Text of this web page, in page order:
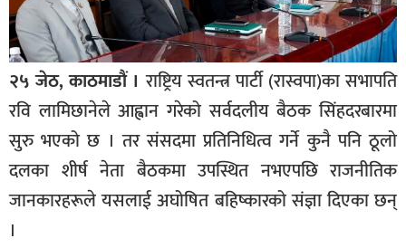
२५ जेठ, काठमाडौं । राष्ट्रिय स्वतन्त्र पार्टी (रास्वपा)का सभापति
रवि लामिछानेले आह्वान गरेको सर्वदलीय बैठक सिंहदरबारमा
सुरु भएको छ । तर संसदमा प्रतिनिधित्व गर्ने कुनै पनि ठूलो
दलका शीर्ष नेता बैठकमा उपस्थित नभएपछि राजनीतिक
जानकारहरूले यसलाई अघोषित बहिष्कारको संज्ञा दिएका छन्
।